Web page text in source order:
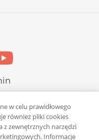
w celu prawidłowego
również pliki cookies
z zewnętrznych narzędzi
Informacje